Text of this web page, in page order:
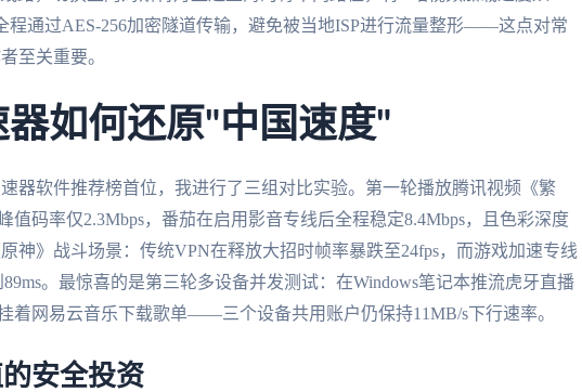
程通过AES-256加密隧道传输，避免被当地ISP进行流量整形——这点对常
至关重要。
如何还原"中国速度"
器软件推荐榜首位，我进行了三组对比实验。第一轮播放腾讯视频《繁
值码率仅2.3Mbps，番茄在启用影音专线后全程稳定8.4Mbps，且色彩深度
神》战斗场景：传统VPN在释放大招时帧率暴跌至24fps，而游戏加速专线
。最惊喜的是第三轮多设备并发测试：在Windows笔记本推流虎牙直播
着网易云音乐下载歌单——三个设备共用账户仍保持11MB/s下行速率。
安全投资